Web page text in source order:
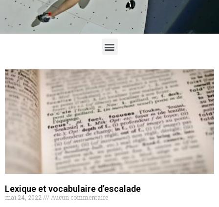
Lexique et vocabulaire d’escalade
mai 24, 2022 Aucun commentaire